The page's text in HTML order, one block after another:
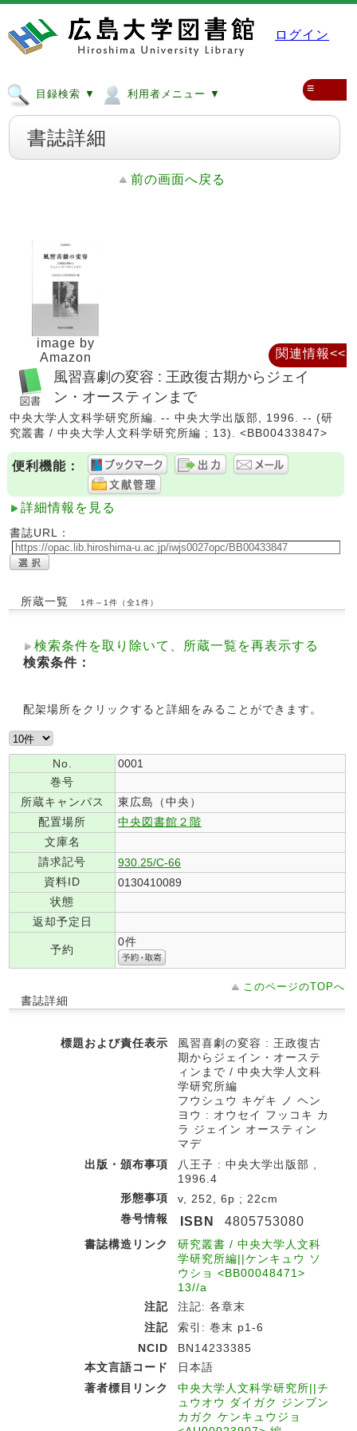
ログイン
目録検索 ▼ 利用者メニュー ▼ ≡
書誌詳細
前の画面へ戻る
image by
Amazon
風習喜劇の変容 : 王政復古期からジェイ
ン・オースティンまで
中央大学人文科学研究所編. -- 中央大学出版部, 1996. -- (研
究叢書 / 中央大学人文科学研究所編 ; 13). <BB00433847>
便利機能：
詳細情報を見る
書誌URL：
所蔵一覧 1件～1件（全1件）
検索条件を取り除いて、所蔵一覧を再表示する
検索条件：
配架場所をクリックすると詳細をみることができます。
No.
0001
巻号
所蔵キャンパス
東広島（中央）
配置場所
中央図書館２階
文庫名
請求記号
930.25/C-66
資料ID
0130410089
状態
返却予定日
予約
0件
このページのTOPへ
書誌詳細
標題および責任表示
風習喜劇の変容 : 王政復古
期からジェイン・オーステ
ィンまで / 中央大学人文科
学研究所編
フウシュウ キゲキ ノ ヘン
ヨウ : オウセイ フッコキ カ
ラ ジェイン オースティン
マデ
出版・頒布事項
八王子 : 中央大学出版部 ,
1996.4
形態事項
v, 252, 6p ; 22cm
巻号情報
ISBN 4805753080
書誌構造リンク
研究叢書 / 中央大学人文科
学研究所編||ケンキュウ ソ
ウショ <BB00048471>
13//a
注記
注記: 各章末
注記
索引: 巻末 p1-6
NCID
BN14233385
本文言語コード
日本語
著者標目リンク
中央大学人文科学研究所||チ
ュウオウ ダイガク ジンブン
カガク ケンキュウジョ
関連情報<<